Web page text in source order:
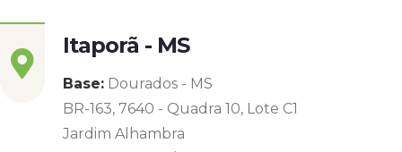
Itaporã - MS
Base: Dourados - MS
BR-163, 7640 - Quadra 10, Lote C1
Jardim Alhambra